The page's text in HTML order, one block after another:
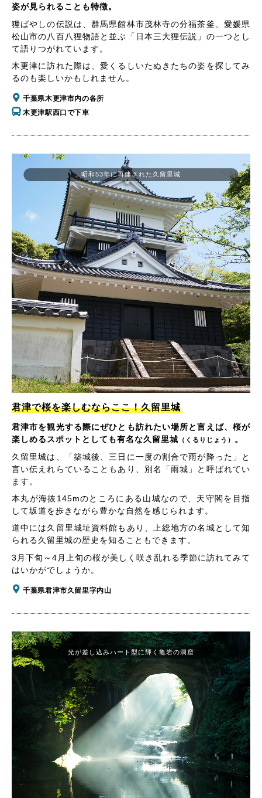
姿が見られることも特徴。
狸ばやしの伝説は、群馬県館林市茂林寺の分福茶釜、愛媛県
松山市の八百八狸物語と並ぶ「日本三大狸伝説」の一つとし
て語りつがれています。
木更津に訪れた際は、愛くるしいたぬきたちの姿を探してみ
るのも楽しいかもしれません。
千葉県木更津市内の各所
木更津駅西口で下車
君津で桜を楽しむならここ！久留里城
君津市を観光する際にぜひとも訪れたい場所と言えば、桜が
楽しめるスポットとしても有名な久留里城 （くるりじょう） 。
久留里城は、「築城後、三日に一度の割合で雨が降った」と
言い伝えれらていることもあり、別名「雨城」と呼ばれてい
ます。
本丸が海抜145mのところにある山城なので、天守閣を目指
して坂道を歩きながら豊かな自然を感じられます。
道中には久留里城址資料館もあり、上総地方の名城として知
られる久留里城の歴史を知ることもできます。
3月下旬～4月上旬の桜が美しく咲き乱れる季節に訪れてみて
はいかがでしょうか。
千葉県君津市久留里字内山
昭和53年に再建された久留里城
光が差し込みハート型に輝く亀岩の洞窟